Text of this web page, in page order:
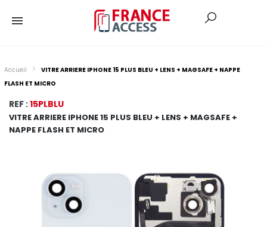
Accueil
VITRE ARRIERE IPHONE 15 PLUS BLEU + LENS + MAGSAFE + NAPPE
FLASH ET MICRO
REF :15PLBLU
VITRE ARRIERE IPHONE 15 PLUS BLEU + LENS + MAGSAFE +
NAPPE FLASH ET MICRO